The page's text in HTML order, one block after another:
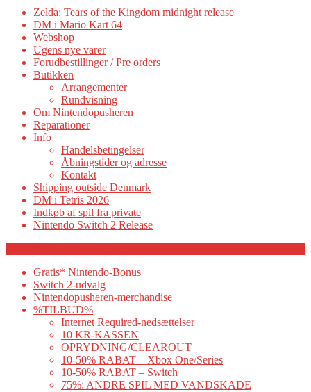
Zelda: Tears of the Kingdom midnight release
DM i Mario Kart 64
Webshop
Ugens nye varer
Forudbestillinger / Pre orders
Butikken
Arrangementer
Rundvisning
Om Nintendopusheren
Reparationer
Info
Handelsbetingelser
Åbningstider og adresse
Kontakt
Shipping outside Denmark
DM i Tetris 2026
Indkøb af spil fra private
Nintendo Switch 2 Release
Gratis* Nintendo-Bonus
Switch 2-udvalg
Nintendopusheren-merchandise
%TILBUD%
Internet Required-nedsættelser
10 KR-KASSEN
OPRYDNING/CLEAROUT
10-50% RABAT – Xbox One/Series
10-50% RABAT – Switch
75%: ANDRE SPIL MED VANDSKADE